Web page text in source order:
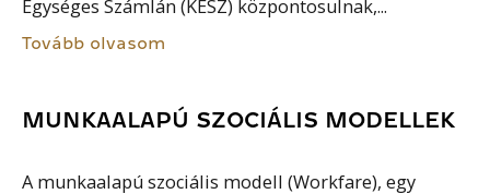
Egységes Számlán (KESZ) központosulnak,...
Tovább olvasom
MUNKAALAPÚ SZOCIÁLIS MODELLEK
A munkaalapú szociális modell (Workfare), egy